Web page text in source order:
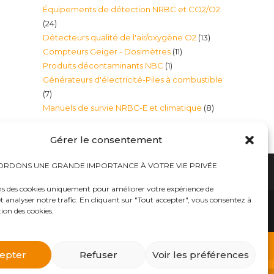
Gérer le consentement
UNE GRANDE IMPORTANCE À VOTRE VIE PRIVÉE
des cookies uniquement pour améliorer votre expérience de
analyser notre trafic. En cliquant sur "Tout accepter", vous consentez à
des cookies.
Refuser Voir les préférences
NRBC (masques à gaz, combinaison et
etc..») dans notre E-BOUTIQUE NRBC-E.
produits
Équipements de détection NRBC et CO2/O2
2424
produits
Détecteurs qualité de l'air/oxygène O2 1313
Compteurs Geiger - Dosimètres 1111
Produits décontaminants NBC 11
produit
Générateurs d'électricité-Piles à combustible
77
produits
Manuels de survie NRBC-E et climatique 88
Bureaux tables bunkers NRBC-E
médicales
électromagnétique
Masques à gaz
Équipements accessoires Militaires Police Sécurité
de protection NBC Personnelle
et Alpiniste
Traitement d’eau – Purificateurs eau et filtres
Générateurs d’électricité-Piles à combustible